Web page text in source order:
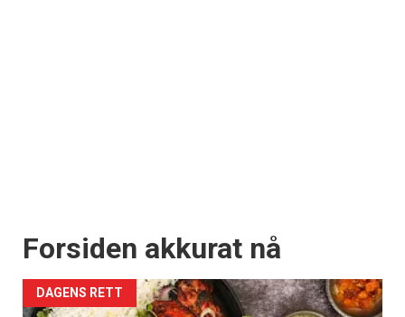
Forsiden akkurat nå
DAGENS RETT